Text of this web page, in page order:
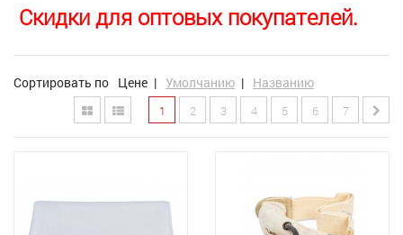
Скидки для оптовых покупателей.
Сортировать по Цене | Умолчанию | Названию
1 2 3 4 5 6 7